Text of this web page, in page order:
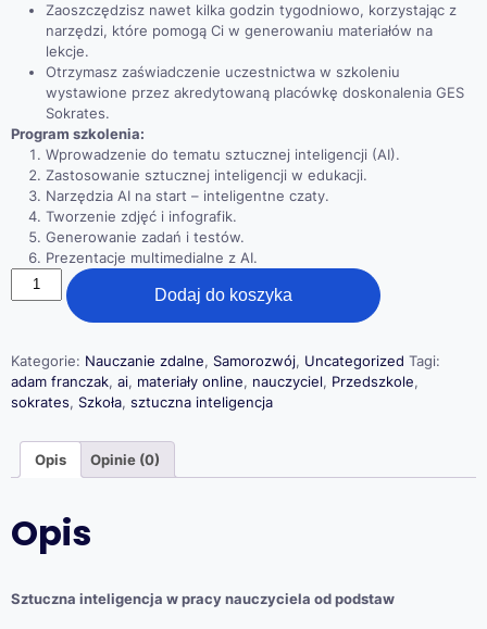
Zaoszczędzisz nawet kilka godzin tygodniowo, korzystając z
narzędzi, które pomogą Ci w generowaniu materiałów na
lekcje.
Otrzymasz zaświadczenie uczestnictwa w szkoleniu
wystawione przez akredytowaną placówkę doskonalenia GES
Sokrates.
Program szkolenia:
Wprowadzenie do tematu sztucznej inteligencji (AI).
Zastosowanie sztucznej inteligencji w edukacji.
Narzędzia AI na start – inteligentne czaty.
Tworzenie zdjęć i infografik.
Generowanie zadań i testów.
Prezentacje multimedialne z AI.
ilość
Sztuczna
inteligencja
Franczak
Dodaj do koszyka
Kategorie: Nauczanie zdalne, Samorozwój, Uncategorized Tagi:
adam franczak, ai, materiały online, nauczyciel, Przedszkole,
sokrates, Szkoła, sztuczna inteligencja
Opis Opinie (0)
Opis
Sztuczna inteligencja w pracy nauczyciela od podstaw